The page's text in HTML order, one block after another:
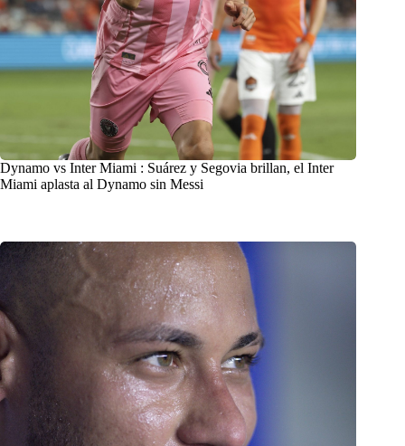
Dynamo vs Inter Miami : Suárez y Segovia brillan, el Inter
Miami aplasta al Dynamo sin Messi